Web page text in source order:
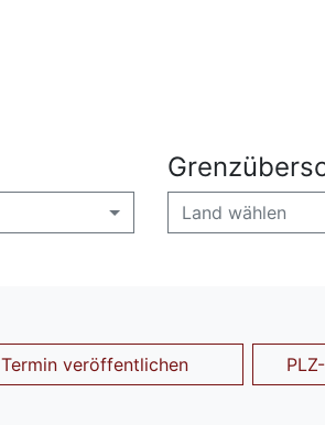
Land wählen
Termin veröffentlichen